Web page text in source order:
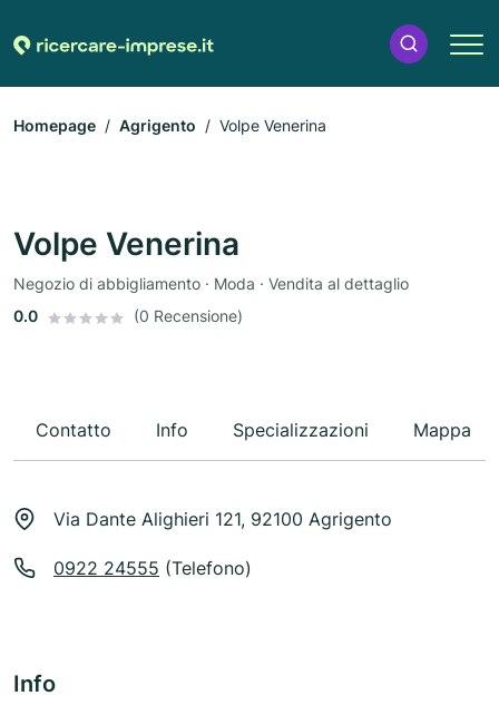
Homepage Agrigento Volpe Venerina
Volpe Venerina
Negozio di abbigliamento · Moda · Vendita al dettaglio
0.0
(0 Recensione)
Contatto Info Specializzazioni Mappa
Via Dante Alighieri 121, 92100 Agrigento
0922 24555 (Telefono)
Info